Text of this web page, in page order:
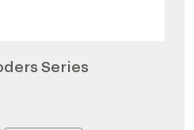
Series